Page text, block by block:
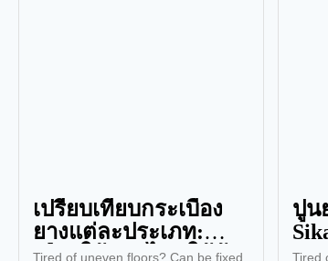
เปรียบเทียบกระเบื้อง
ยางแต่ละประเภท:
เลือกใช้แบบไหนให้คุ้ม
Tired of uneven floors? Can be fixed
ปูน
ทน
Tired